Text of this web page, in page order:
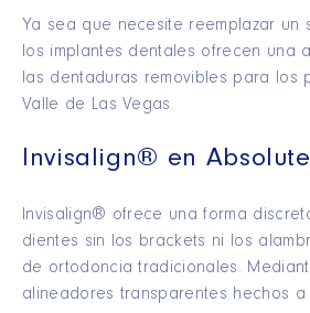
Ya sea que necesite reemplazar un
los implantes dentales ofrecen una
las dentaduras removibles para los
Valle de Las Vegas.
Invisalign® en
Invisalign® ofrece una forma
dientes sin los brackets ni los
de ortodoncia tradicionales.
alineadores transparentes hechos